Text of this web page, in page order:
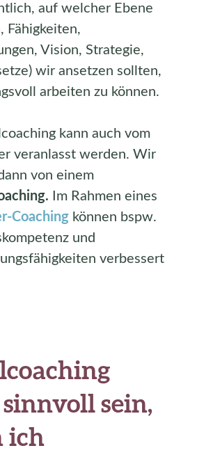
auf welcher Ebene
Fähigkeiten,
Vision, Strategie,
wir ansetzen sollten,
arbeiten zu können.
kann auch vom
veranlasst werden. Wir
von einem
Im Rahmen eines
Coaching können bspw.
und
verbessert
sein,
ich